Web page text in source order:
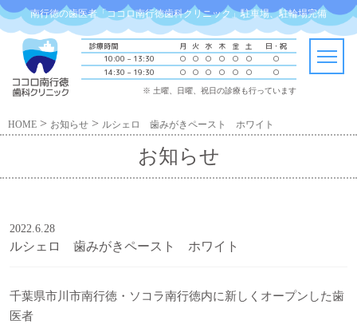
南行徳の歯医者「ココロ南行徳歯科クリニック」駐車場、駐輪場完備
診療時間 月 火 水 木 金 土
日・祝
10:00 – 13:30
○ ○ ○ ○ ○ ○
○
14:30 – 19:30
○ ○ ○ ○ ○ ○ ○
※ 土曜、日曜、祝日の診療も行っています
HOME > お知らせ > ルシェロ 歯みがきペースト ホワイト
お知らせ
2022.6.28
ルシェロ 歯みがきペースト ホワイト
千葉県市川市南行徳・ ソコラ南行徳内に新しくオープンした歯
医者